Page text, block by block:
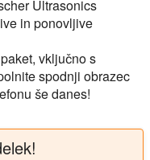
Ultrasonics
in ponovljive
vključno s
spodnji obrazec
še danes!